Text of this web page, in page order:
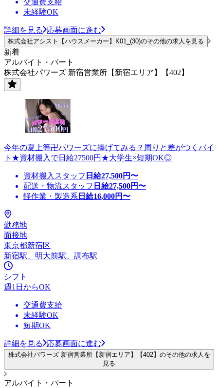
未経験OK
詳細を見る 応募画面に進む
株式会社アシスト【ハウスメーカー】K01_(30)のその他の求人を見る
新着
アルバイト・パート
株式会社パワーズ 新宿営業所【新宿エリア】【402】
今年の夏上等卍パワーズに捧げてみる？周りと差がつくバイ
ト★資材搬入で日給27500円★大学生×短期OK◎
資材搬入スタッフ 日給27,500円〜
配送・物流スタッフ 日給27,500円〜
軽作業・製造系 日給16,000円〜
勤務地
面接地
東京都新宿区
新宿駅、明大前駅、調布駅
シフト
週1日からOK
交通費支給
未経験OK
短期OK
詳細を見る 応募画面に進む
株式会社パワーズ 新宿営業所【新宿エリア】【402】のその他の求人を
見る
アルバイト・パート